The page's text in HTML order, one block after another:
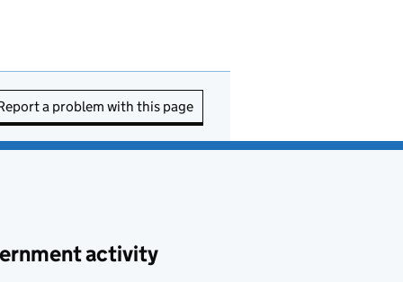
a problem with this page
activity